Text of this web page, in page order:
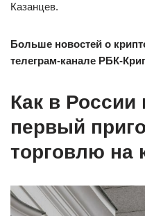
Казанцев.
Больше новостей о
телеграм-канале РБК-
Как в
первый
торговлю на